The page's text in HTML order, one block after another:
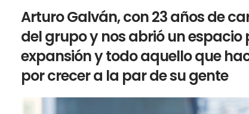
Arturo Galván, con 23 años de
del grupo y nos abrió un espacio
expansión y todo aquello que
por crecer a la par de su gente